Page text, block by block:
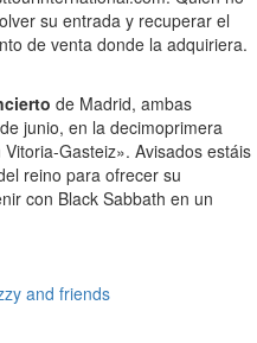
su entrada y recuperar el
de venta donde la adquiriera.
de Madrid, ambas
junio, en la decimoprimera
Gasteiz». Avisados estáis
reino para ofrecer su
con Black Sabbath en un
and friends